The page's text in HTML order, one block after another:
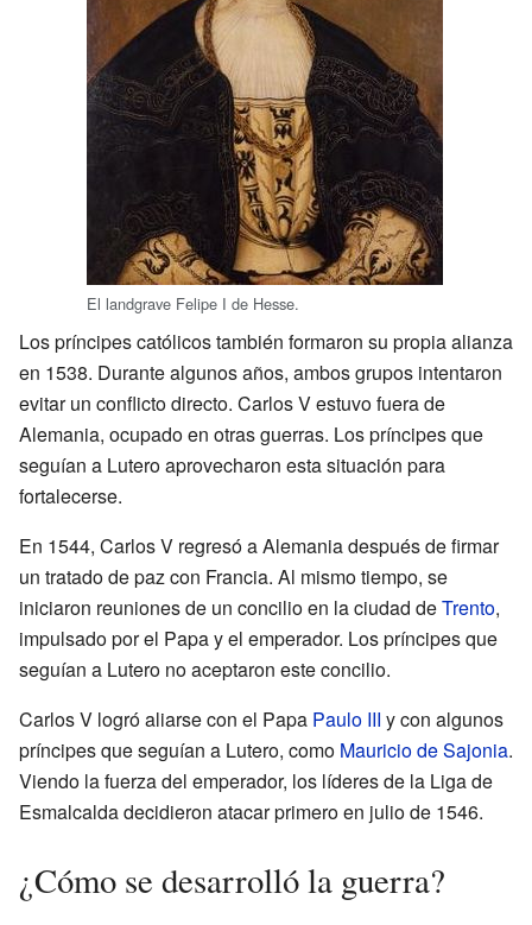
El landgrave Felipe I de Hesse.
Los príncipes católicos también formaron su propia alianza
en 1538. Durante algunos años, ambos grupos intentaron
evitar un conflicto directo. Carlos V estuvo fuera de
Alemania, ocupado en otras guerras. Los príncipes que
seguían a Lutero aprovecharon esta situación para
fortalecerse.
En 1544, Carlos V regresó a Alemania después de firmar
un tratado de paz con Francia. Al mismo tiempo, se
iniciaron reuniones de un concilio en la ciudad deTrento,
impulsado por el Papa y el emperador. Los príncipes que
seguían a Lutero no aceptaron este concilio.
Carlos V logró aliarse con el Papa Paulo III y con algunos
príncipes que seguían a Lutero, como Mauricio de Sajonia.
Viendo la fuerza del emperador, los líderes de la Liga de
Esmalcalda decidieron atacar primero en julio de 1546.
¿Cómo se desarrolló la guerra?